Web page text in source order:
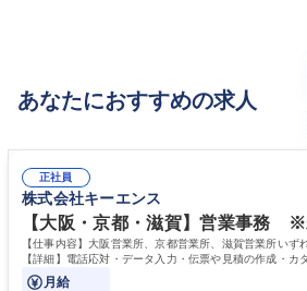
あなたにおすすめの求人
正社員
株式会社キーエンス
【大阪・京都・滋賀】営業事務
【仕事内容】大阪営業所、京都営業所、滋賀営業所いず
【詳細】電話応対・データ入力・伝票や見積の作成・カ
で発生する事務業務や業務改善をお任せ。
月給